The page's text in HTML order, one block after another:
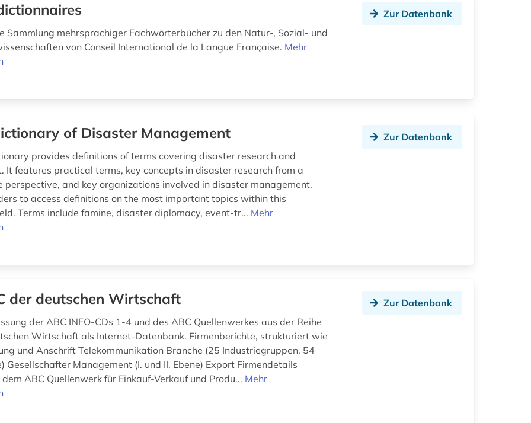
Sammlung mehrsprachiger Fachwörterbücher zu den Natur-, Sozial- und
von Conseil International de la Langue Française. Mehr
Zur Datenbank
of Disaster Management
provides definitions of terms covering disaster research and
It features practical terms, key concepts in disaster research from a
perspective, and key organizations involved in disaster management,
to access definitions on the most important topics within this
Terms include famine, disaster diplomacy, event-tr... Mehr
Zur Datenbank
der deutschen Wirtschaft
der ABC INFO-CDs 1-4 und des ABC Quellenwerkes aus der Reihe
Wirtschaft als Internet-Datenbank. Firmenberichte, strukturiert wie
und Anschrift Telekommunikation Branche (25 Industriegruppen, 54
Gesellschafter Management (I. und II. Ebene) Export Firmendetails
ABC Quellenwerk für Einkauf-Verkauf und Produ... Mehr
Zur Datenbank